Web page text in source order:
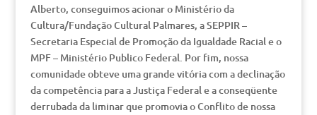
Alberto, conseguimos acionar o Ministério da
Cultura/Fundação Cultural Palmares, a SEPPIR –
Secretaria Especial de Promoção da Igualdade Racial e o
MPF – Ministério Publico Federal. Por fim, nossa
comunidade obteve uma grande vitória com a declinação
da competência para a Justiça Federal e a conseqüente
derrubada da liminar que promovia o Conflito de nossa